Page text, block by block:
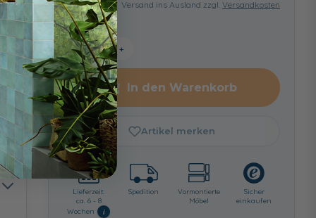
Versand ins Ausland zzgl. Versandkosten
− +
In den Warenkorb
Artikel merken
Lieferzeit:
ca. 6 - 8
Wochen
i
Spedition
Vormontierte
Möbel
Sicher
einkaufen